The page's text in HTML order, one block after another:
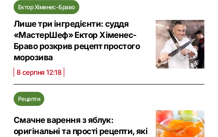
Ектор Хіменес-Браво
Лише три інгредієнти: суддя
«МастерШеф» Ектор Хіменес-
Браво розкрив рецепт простого
морозива
8 серпня 12:18
Рецепти
Смачне варення з яблук:
оригінальні та прості рецепти, які